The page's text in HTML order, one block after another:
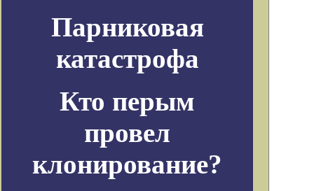
Парниковая
катастрофа
Кто перым
провел
клонирование?